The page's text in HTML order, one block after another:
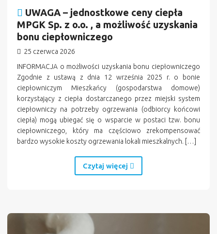
UWAGA – jednostkowe ceny ciepła
MPGK Sp. z o.o. , a możliwość uzyskania
bonu ciepłowniczego
25 czerwca 2026
INFORMACJA o możliwości uzyskania bonu ciepłowniczego
Zgodnie z ustawą z dnia 12 września 2025 r. o bonie
ciepłowniczym Mieszkańcy (gospodarstwa domowe)
korzystający z ciepła dostarczanego przez miejski system
ciepłowniczy na potrzeby ogrzewania (odbiorcy końcowi
ciepła) mogą ubiegać się o wsparcie w postaci tzw. bonu
ciepłowniczego, który ma częściowo zrekompensować
bardzo wysokie koszty ogrzewania lokali mieszkalnych. […]
Czytaj więcej